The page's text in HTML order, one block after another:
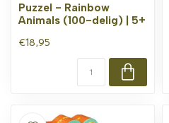
Puzzel - Rainbow
Animals (100-delig) | 5+
€18,95